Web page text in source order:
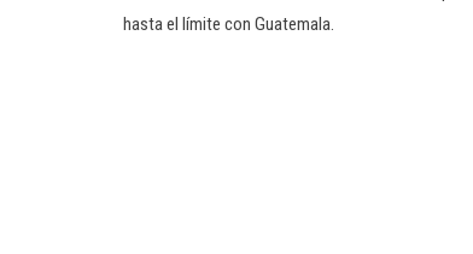
hasta el límite con Guatemala.